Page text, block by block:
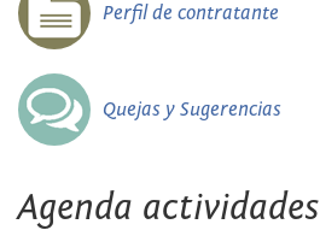
Perfil de contratante
Quejas y Sugerencias
Agenda actividades